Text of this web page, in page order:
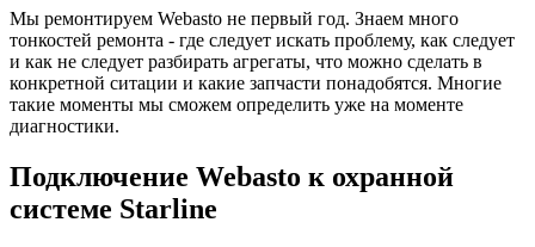
Мы ремонтируем Webasto не первый год. Знаем много
тонкостей ремонта - где следует искать проблему, как следует
и как не следует разбирать агрегаты, что можно сделать в
конкретной ситации и какие запчасти понадобятся. Многие
такие моменты мы сможем определить уже на моменте
диагностики.
Подключение Webasto к охранной
системе Starline